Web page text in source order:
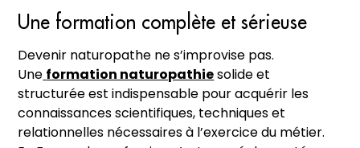
Une formation complète et sérieuse
Devenir naturopathe ne s’improvise pas.
Une formation naturopathiesolide et
structurée est indispensable pour acquérir les
connaissances scientifiques, techniques et
relationnelles nécessaires à l’exercice du métier.